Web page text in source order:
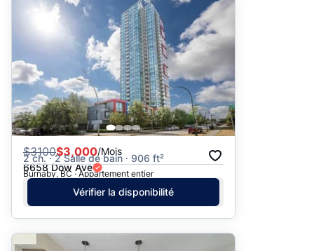
$3100$3,000/Mois
2 ch. · 2 Salle de bain · 906 ft²
6658 Dow Ave
Burnaby, BC · Appartement entier
Vérifier la disponibilité